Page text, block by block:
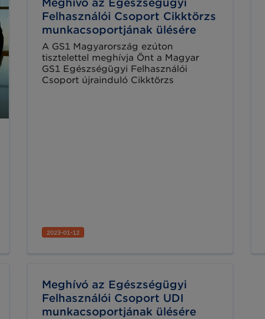
Meghívó az Egészségügyi
Felhasználói Csoport Cikktörzs
munkacsoportjának ülésére
A GS1 Magyarország ezúton
tisztelettel meghívja Önt a Magyar
GS1 Egészségügyi Felhasználói
Csoport újrainduló Cikktörzs
2023-01-12
Meghívó az Egészségügyi
Felhasználói Csoport UDI
munkacsoportjának ülésére